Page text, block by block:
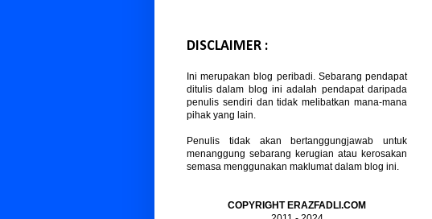
DISCLAIMER :
Ini merupakan blog peribadi. Sebarang pendapat
ditulis dalam blog ini adalah pendapat daripada
penulis sendiri dan tidak melibatkan mana-mana
pihak yang lain.
Penulis tidak akan bertanggungjawab untuk
menanggung sebarang kerugian atau kerosakan
semasa menggunakan maklumat dalam blog ini.
COPYRIGHT ERAZFADLI.COM